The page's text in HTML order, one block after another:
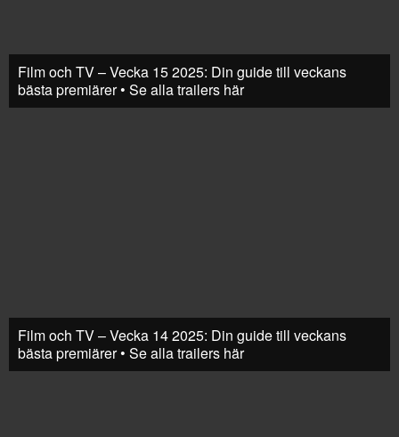
Film och TV – Vecka 15 2025: Din guide till veckans
bästa premiärer • Se alla trailers här
Film och TV – Vecka 14 2025: Din guide till veckans
bästa premiärer • Se alla trailers här